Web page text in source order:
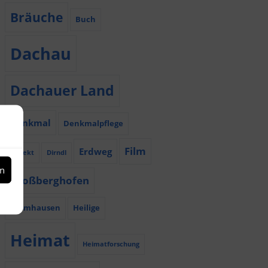
Bräuche Buch
Dachau
Dachauer Land
Denkmal Denkmalpflege
Dialekt Dirndl Erdweg Film
Großberghofen
Haimhausen Heilige
Heimat Heimatforschung